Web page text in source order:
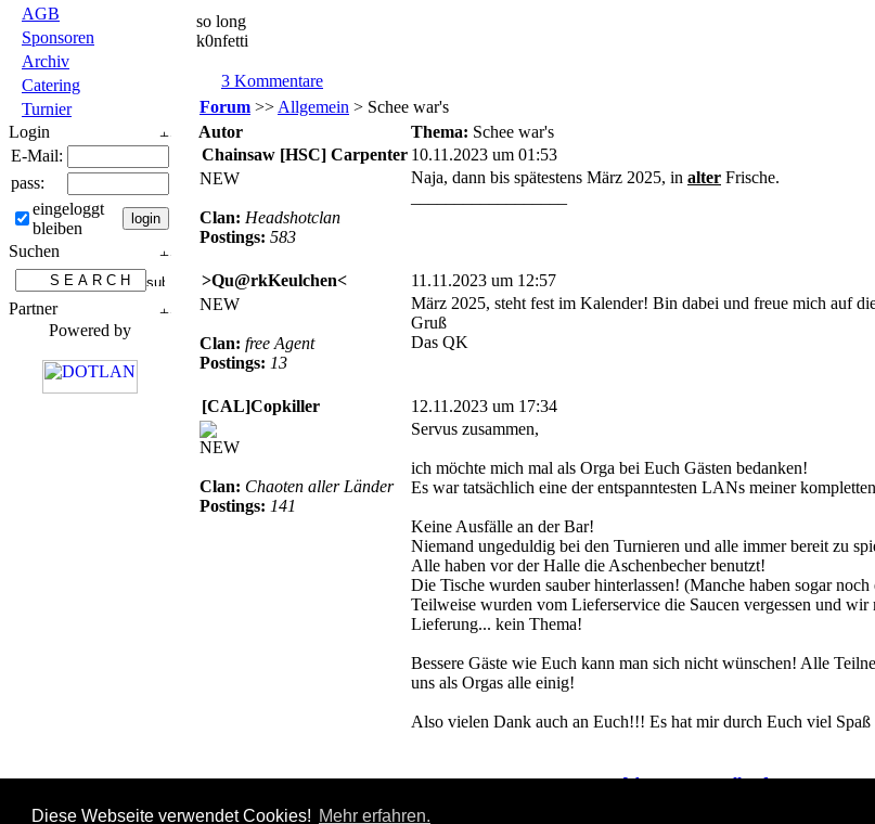
Diese Webseite verwendet Cookies! Mehr erfahren.
AGB
Sponsoren
Archiv
Catering
Turnier
Login
E-Mail:
pass:
eingeloggt
bleiben
Suchen
Partner
Powered by
so long
k0nfetti
3 Kommentare
Forum >> Allgemein > Schee war's
Autor
Thema: Schee war's
Chainsaw [HSC] Carpenter 10.11.2023 um 01:53
NEW
Clan: Headshotclan
Postings: 583
Naja, dann bis spätestens März 2025, in alter Frische.
>Qu@rkKeulchen<
11.11.2023 um 12:57
NEW
Clan: free Agent
Postings: 13
März 2025, steht fest im Kalender! Bin dabei und freue mich auf
Gruß
Das QK
[CAL]Copkiller 12.11.2023 um 17:34
NEW
Clan: Chaoten aller Länder
Postings: 141
Servus zusammen,
ich möchte mich mal als Orga bei Euch Gästen bedanken!
Es war tatsächlich eine der entspanntesten LANs meiner
Keine Ausfälle an der Bar!
Niemand ungeduldig bei den Turnieren und alle immer bereit zu
Alle haben vor der Halle die Aschenbecher benutzt!
Die Tische wurden sauber hinterlassen! (Manche haben sogar
Teilweise wurden vom Lieferservice die Saucen vergessen und wir
Lieferung... kein Thema!
Bessere Gäste wie Euch kann man sich nicht wünschen! Alle
uns als Orgas alle einig!
Also vielen Dank auch an Euch!!! Es hat mir durch Euch viel Spaß
[ Antwort erstellen ]